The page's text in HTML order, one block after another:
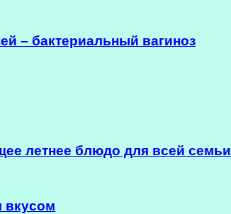
– бактериальный вагиноз
летнее блюдо для всей семьи
вкусом